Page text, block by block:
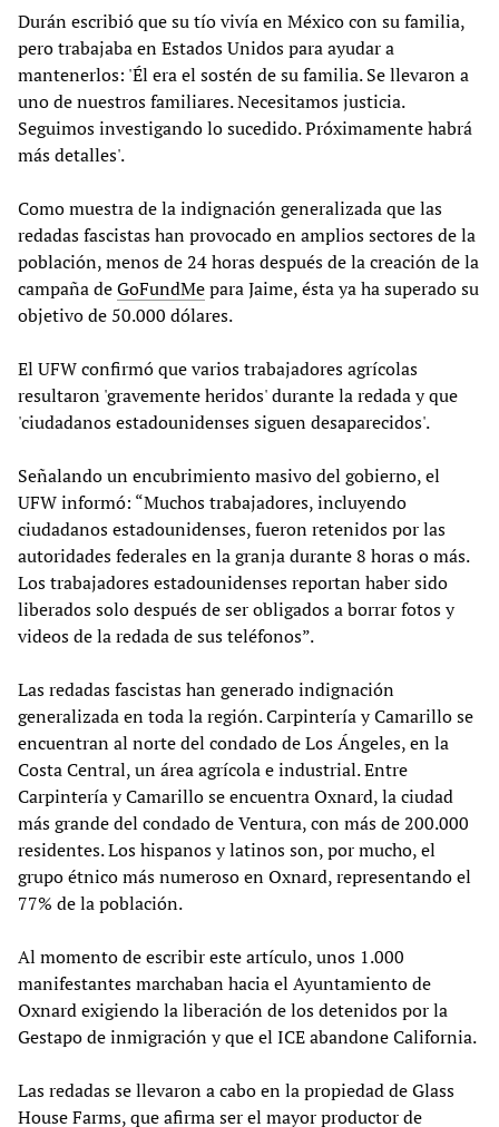
Durán escribió que su tío vivía en México con su familia,
pero trabajaba en Estados Unidos para ayudar a
mantenerlos: 'Él era el sostén de su familia. Se llevaron a
uno de nuestros familiares. Necesitamos justicia.
Seguimos investigando lo sucedido. Próximamente habrá
más detalles'.
Como muestra de la indignación generalizada que las
redadas fascistas han provocado en amplios sectores de la
población, menos de 24 horas después de la creación de la
campaña deGoFundMepara Jaime, ésta ya ha superado su
objetivo de 50.000 dólares.
El UFW confirmó que varios trabajadores agrícolas
resultaron 'gravemente heridos' durante la redada y que
'ciudadanos estadounidenses siguen desaparecidos'.
Señalando un encubrimiento masivo del gobierno, el
UFW informó: “Muchos trabajadores, incluyendo
ciudadanos estadounidenses, fueron retenidos por las
autoridades federales en la granja durante 8 horas o más.
Los trabajadores estadounidenses reportan haber sido
liberados solo después de ser obligados a borrar fotos y
videos de la redada de sus teléfonos”.
Las redadas fascistas han generado indignación
generalizada en toda la región. Carpintería y Camarillo se
encuentran al norte del condado de Los Ángeles, en la
Costa Central, un área agrícola e industrial. Entre
Carpintería y Camarillo se encuentra Oxnard, la ciudad
más grande del condado de Ventura, con más de 200.000
residentes. Los hispanos y latinos son, por mucho, el
grupo étnico más numeroso en Oxnard, representando el
77% de la población.
Al momento de escribir este artículo, unos 1.000
manifestantes marchaban hacia el Ayuntamiento de
Oxnard exigiendo la liberación de los detenidos por la
Gestapo de inmigración y que el ICE abandone California.
Las redadas se llevaron a cabo en la propiedad de Glass
House Farms, que afirma ser el mayor productor de